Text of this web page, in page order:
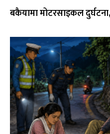
बकैयामा मोटरसाइकल